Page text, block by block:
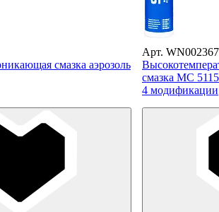
смазка аэрозоль
Арт.
смазка МС
4 модификации